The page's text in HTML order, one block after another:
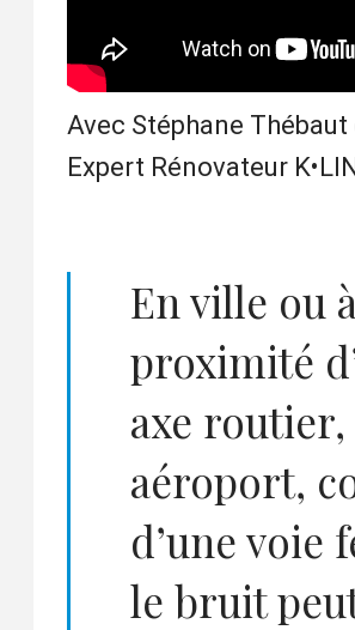
Avec Stéphane Thébaut
Expert Rénovateur
En ville ou
proximité
axe routier,
aéroport,
d’une voie
le bruit